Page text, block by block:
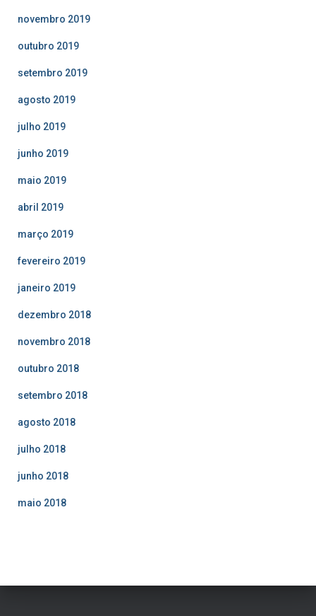
novembro 2019
outubro 2019
setembro 2019
agosto 2019
julho 2019
junho 2019
maio 2019
abril 2019
março 2019
fevereiro 2019
janeiro 2019
dezembro 2018
novembro 2018
outubro 2018
setembro 2018
agosto 2018
julho 2018
junho 2018
maio 2018